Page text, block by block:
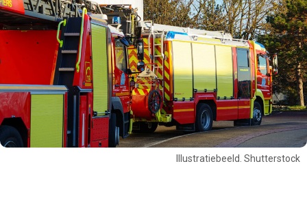
Illustratiebeeld. Shutterstock